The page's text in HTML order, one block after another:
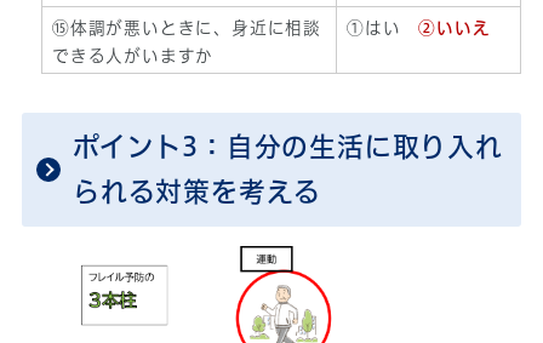
⑮体調が悪いときに、身近に相談
できる人がいますか
①はい②いいえ
ポイント3：自分の生活に取り入れ
られる対策を考える